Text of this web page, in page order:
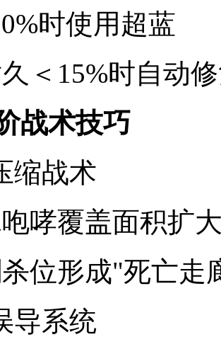
时使用超蓝
＜15%时自动
战术技巧
缩战术
哮覆盖面积扩
位形成"死亡走
导系统